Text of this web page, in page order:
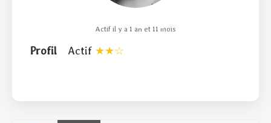
Actif il y a 1 an et 11 mois
Profil Actif